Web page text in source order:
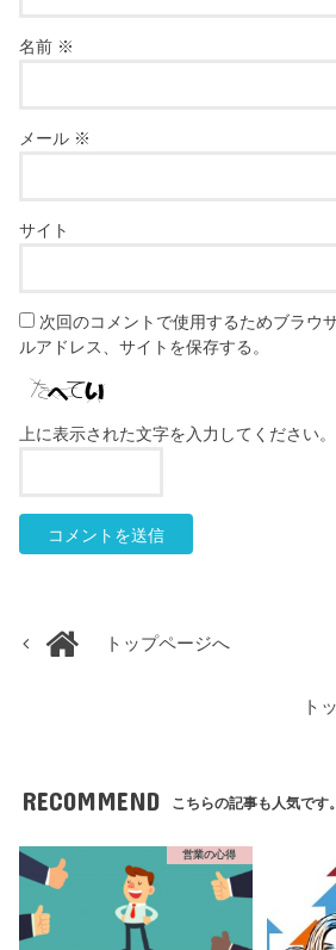
名前 ※
メール ※
サイト
次回のコメントで使用するためブラウ
ルアドレス、サイトを保存する。
上に表示された文字を入力してください。
トップページへ
ト
RECOMMEND こちらの記事も人気です。
営業の心得